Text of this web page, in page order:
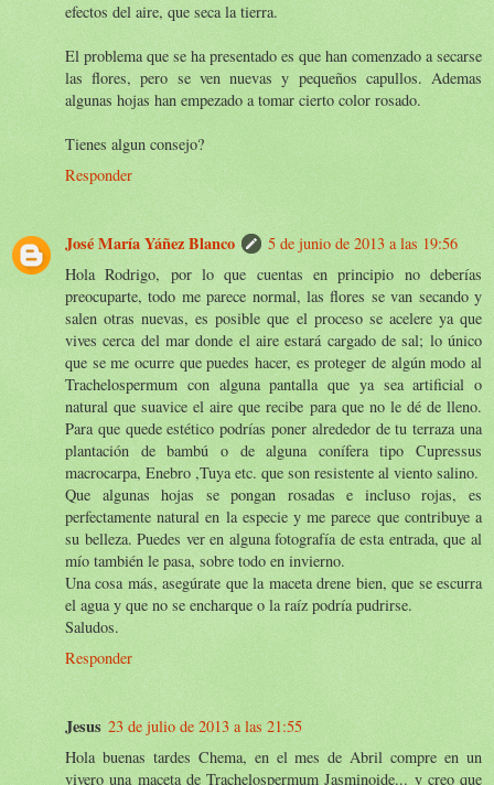
efectos del aire, que seca la tierra.
El problema que se ha presentado es que han comenzado a secarse
las flores, pero se ven nuevas y pequeños capullos. Ademas
algunas hojas han empezado a tomar cierto color rosado.
Tienes algun consejo?
Responder
José María Yáñez Blanco
5 de junio de 2013 a las 19:56
Hola Rodrigo, por lo que cuentas en principio no deberías
preocuparte, todo me parece normal, las flores se van secando y
salen otras nuevas, es posible que el proceso se acelere ya que
vives cerca del mar donde el aire estará cargado de sal; lo único
que se me ocurre que puedes hacer, es proteger de algún modo al
Trachelospermum con alguna pantalla que ya sea artificial o
natural que suavice el aire que recibe para que no le dé de lleno.
Para que quede estético podrías poner alrededor de tu terraza una
plantación de bambú o de alguna conífera tipo Cupressus
macrocarpa, Enebro ,Tuya etc. que son resistente al viento salino.
Que algunas hojas se pongan rosadas e incluso rojas, es
perfectamente natural en la especie y me parece que contribuye a
su belleza. Puedes ver en alguna fotografía de esta entrada, que al
mío también le pasa, sobre todo en invierno.
Una cosa más, asegúrate que la maceta drene bien, que se escurra
el agua y que no se encharque o la raíz podría pudrirse.
Saludos.
Responder
Jesus 23 de julio de 2013 a las 21:55
Hola buenas tardes Chema, en el mes de Abril compre en un
vivero una maceta de Trachelospermum Jasminoide... y creo que